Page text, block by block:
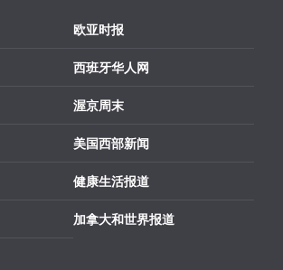
欧亚时报
西班牙华人网
渥京周末
美国西部新闻
健康生活报道
加拿大和世界报道